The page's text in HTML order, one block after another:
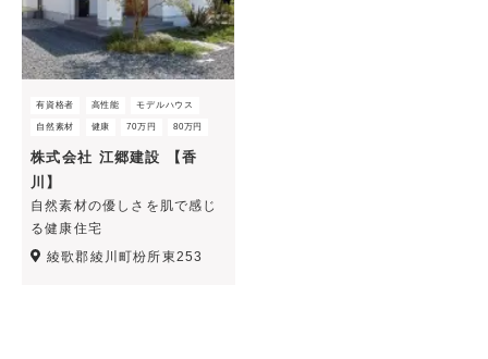
有資格者 高性能 モデルハウス
自然素材 健康 70万円 80万円
株式会社 江郷建設 【香
川】
自然素材の優しさを肌で感じ
る健康住宅
綾歌郡綾川町枌所東253